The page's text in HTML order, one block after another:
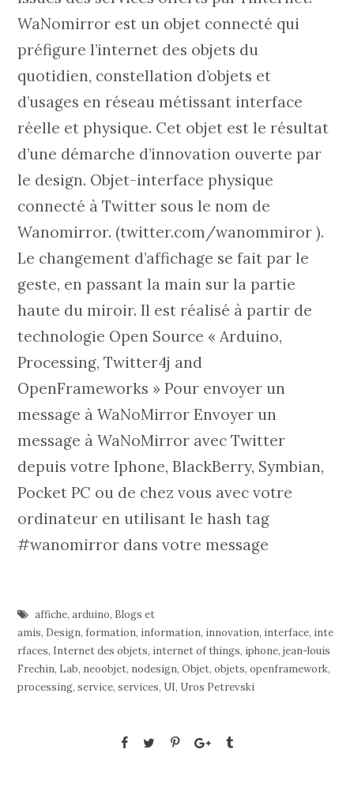
WaNomirror est un objet connecté qui
préfigure l’internet des objets du
quotidien, constellation d’objets et
d’usages en réseau métissant interface
réelle et physique. Cet objet est le résultat
d’une démarche d’innovation ouverte par
le design. Objet-interface physique
connecté à Twitter sous le nom de
Wanomirror. (twitter.com/wanommiror ).
Le changement d’affichage se fait par le
geste, en passant la main sur la partie
haute du miroir. Il est réalisé à partir de
technologie Open Source « Arduino,
Processing, Twitter4j and
OpenFrameworks » Pour envoyer un
message à WaNoMirror Envoyer un
message à WaNoMirror avec Twitter
depuis votre Iphone, BlackBerry, Symbian,
Pocket PC ou de chez vous avec votre
ordinateur en utilisant le hash tag
#wanomirror dans votre message
affiche,arduino, Blogs et
amis, Design,formation, information, innovation, interface, inte
rfaces, Internet des objets, internet of things, iphone,jean-louis
Frechin, Lab, neoobjet, nodesign,Objet,objets,openframework,
processing,service,services, UI, Uros Petrevski